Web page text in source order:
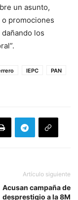
un asunto,
promociones
los
IEPC
PAN
Artículo siguiente
Acusan campaña de
desprestigio a la 8M